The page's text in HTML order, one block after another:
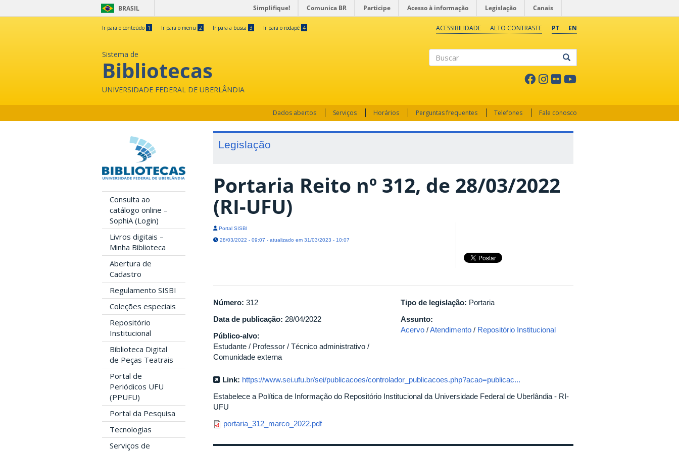
BRASIL Simplifique! Comunica BR Participe Acesso à informação Legislação Canais
Ir para o conteúdo 1 Ir para o menu 2 Ir para a busca 3 Ir para o rodapé 4 PT EN
ACESSIBILIDADE ALTO CONTRASTE
Sistema de
Bibliotecas
UNIVERSIDADE FEDERAL DE UBERLÂNDIA
Dados abertos Serviços Horários Perguntas frequentes Telefones Fale conosco
Consulta ao
catálogo online –
SophiA (Login)
Livros digitais –
Minha Biblioteca
Abertura de
Cadastro
Regulamento SISBI
Coleções especiais
Repositório
Institucional
Biblioteca Digital
de Peças Teatrais
Portal de
Periódicos UFU
(PPUFU)
Portal da Pesquisa
Tecnologias
Serviços de
Legislação
Portaria Reito nº 312, de 28/03/2022
(RI-UFU)
Portal SISBI
28/03/2022 - 09:07 - atualizado em 31/03/2023 - 10:07
Número: 312
Data de publicação: 28/04/2022
Público-alvo:
Estudante / Professor / Técnico administrativo /
Comunidade externa
Tipo de legislação: Portaria
Assunto:
Acervo /Atendimento / Repositório Institucional
Link: https://www.sei.ufu.br/sei/publicacoes/controlador_publicacoes.php?acao=publicac...
Estabelece a Política de Informação do Repositório Institucional da Universidade Federal de Uberlândia - RI-
UFU
portaria_312_marco_2022.pdf